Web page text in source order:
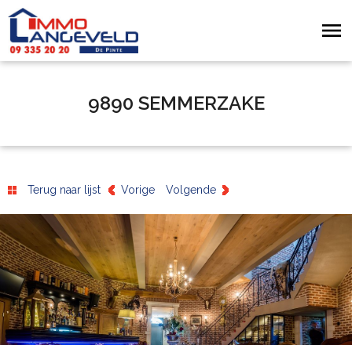
9890 SEMMERZAKE
Terug naar lijst Vorige Volgende